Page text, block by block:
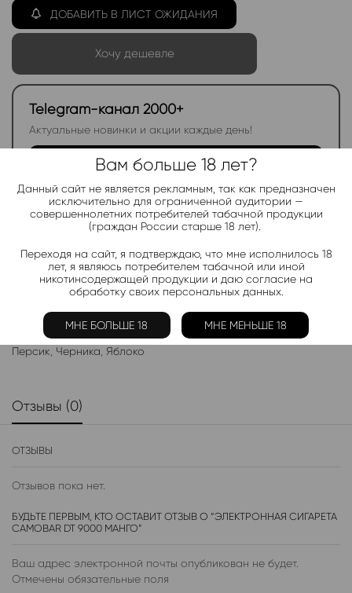
ДОБАВИТЬ В ЛИСТ ОЖИДАНИЯ
Хочу дешевле
Telegram-канал 2000+
Актуальные новинки и акции каждые день!
Подписаться
Добавить в избранное Категории: CAMOBAR DT 9000
Ананас,Арбуз ,Бабл-Гам,Банан,Виноград,Вишня,Гранат
Клубника,Лимон,Манго,Мороженое,Мята,Персик
,Яблоко,Ягодные
Жидкости:
Ананас
Лимон,Малина
,
Персик Черника Яблоко
Отзывы (0)
ОТЗЫВЫ
Отзывов пока нет.
БУДЬТЕ ПЕРВЫМ, КТО ОСТАВИТ ОТЗЫВ О “ЭЛЕКТРОННАЯ СИГАРЕТА
CAMOBAR DT 9000 МАНГО”
Ваш адрес электронной почты опубликован не будет.
Отмечены обязательные поля
Вам больше 18 лет?
Данный сайт не является рекламным, так как предназначен
исключительно для ограниченной аудитории —
совершеннолетних потребителей табачной продукции
(граждан России старше 18 лет).
Переходя на сайт, я подтверждаю, что мне исполнилось 18
лет, я являюсь потребителем табачной или иной
никотинсодержащей продукции и даю согласие на
обработку своих персональных данных.
МНЕ БОЛЬШЕ 18 МНЕ МЕНЬШЕ 18